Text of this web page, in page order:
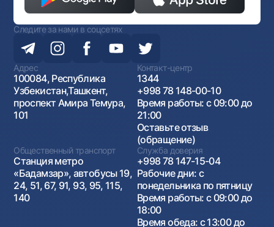
Следите за нами в соцсетях
Адрес
100084, Республика
Узбекистан,Ташкент,
проспект Амира Темура,
101
Контакт-центр
1344
+998 78 148-00-10
Время работы: с 09:00 до
21:00
Оставьте отзыв
(обращение)
Общественный транспорт
Станция метро
«Бадамзар», автобусы 19,
24, 51, 67, 91, 93, 95, 115,
140
Служба доверия
+998 78 147-15-04
Рабочие дни: с
понедельника по пятницу
Время работы: с 09:00 до
18:00
Время обеда: с 13:00 до